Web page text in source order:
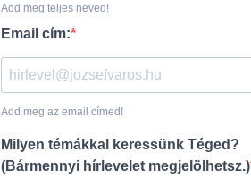
Add meg teljes neved!
Email cím:
Add meg az email címed!
Milyen témákkal keressünk Téged?
(Bármennyi hírlevelet megjelölhetsz.)